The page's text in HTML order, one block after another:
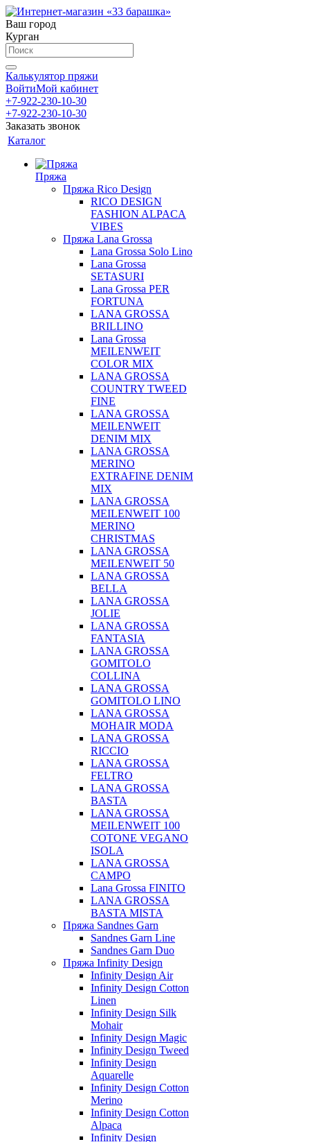
Ваш город
Курган
Калькулятор пряжи
ВойтиМой кабинет
+7-922-230-10-30
+7-922-230-10-30
Заказать звонок
Каталог
Пряжа
Пряжа Rico Design
RICO DESIGN
FASHION ALPACA
VIBES
Пряжа Lana Grossa
Lana Grossa Solo Lino
Lana Grossa
SETASURI
Lana Grossa PER
FORTUNA
LANA GROSSA
BRILLINO
Lana Grossa
MEILENWEIT
COLOR MIX
LANA GROSSA
COUNTRY TWEED
FINE
LANA GROSSA
MEILENWEIT
DENIM MIX
LANA GROSSA
MERINO
EXTRAFINE DENIM
MIX
LANA GROSSA
MEILENWEIT 100
MERINO
CHRISTMAS
LANA GROSSA
MEILENWEIT 50
LANA GROSSA
BELLA
LANA GROSSA
JOLIE
LANA GROSSA
FANTASIA
LANA GROSSA
GOMITOLO
COLLINA
LANA GROSSA
GOMITOLO LINO
LANA GROSSA
MOHAIR MODA
LANA GROSSA
RICCIO
LANA GROSSA
FELTRO
LANA GROSSA
BASTA
LANA GROSSA
MEILENWEIT 100
COTONE VEGANO
ISOLA
LANA GROSSA
CAMPO
Lana Grossa FINITO
LANA GROSSA
BASTA MISTA
Пряжа Sandnes Garn
Sandnes Garn Line
Sandnes Garn Duo
Пряжа Infinity Design
Infinity Design Air
Infinity Design Cotton
Linen
Infinity Design Silk
Mohair
Infinity Design Magic
Infinity Design Tweed
Infinity Design
Aquarelle
Infinity Design Cotton
Merino
Infinity Design Cotton
Alpaca
Infinity Design